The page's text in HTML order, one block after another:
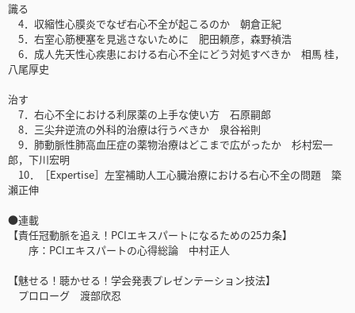
識る
4．収縮性心膜炎でなぜ右心不全が起こるのか 朝倉正紀
5．右室心筋梗塞を見逃さないために 肥田頼彦，森野禎浩
6．成人先天性心疾患における右心不全にどう対処すべきか 相馬 桂，
八尾厚史
治す
7．右心不全における利尿薬の上手な使い方 石原嗣郎
8．三尖弁逆流の外科的治療は行うべきか 泉谷裕則
9．肺動脈性肺高血圧症の薬物治療はどこまで広がったか 杉村宏一
郎，下川宏明
10．［Expertise］左室補助人工心臓治療における右心不全の問題 簗
瀨正伸
●連載
【責任冠動脈を追え！PCIエキスパートになるための25カ条】
序：PCIエキスパートの心得総論 中村正人
【魅せる！聴かせる！学会発表プレゼンテーション技法】
プロローグ 渡部欣忍